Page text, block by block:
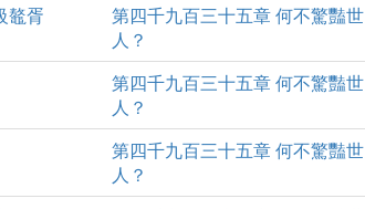
鼇胥
第四千九百三十五章 何不驚豔世
人？
第四千九百三十五章 何不驚豔世
人？
第四千九百三十五章 何不驚豔世
人？